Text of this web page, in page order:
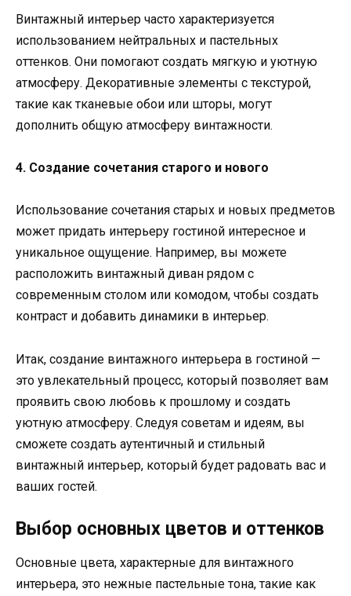
Винтажный интерьер часто характеризуется
использованием нейтральных и пастельных
оттенков. Они помогают создать мягкую и уютную
атмосферу. Декоративные элементы с текстурой,
такие как тканевые обои или шторы, могут
дополнить общую атмосферу винтажности.
4. Создание сочетания старого и нового
Использование сочетания старых и новых предметов
может придать интерьеру гостиной интересное и
уникальное ощущение. Например, вы можете
расположить винтажный диван рядом с
современным столом или комодом, чтобы создать
контраст и добавить динамики в интерьер.
Итак, создание винтажного интерьера в гостиной —
это увлекательный процесс, который позволяет вам
проявить свою любовь к прошлому и создать
уютную атмосферу. Следуя советам и идеям, вы
сможете создать аутентичный и стильный
винтажный интерьер, который будет радовать вас и
ваших гостей.
Выбор основных цветов и оттенков
Основные цвета, характерные для винтажного
интерьера, это нежные пастельные тона, такие как